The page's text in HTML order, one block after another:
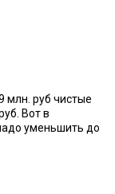
млн. руб чистые
Вот в
уменьшить до